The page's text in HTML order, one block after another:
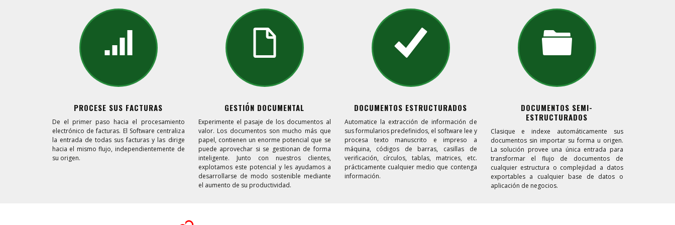
PROCESE SUS FACTURAS
De el primer paso hacia el procesamiento
electrónico de facturas. El Software centraliza
la entrada de todas sus facturas y las dirige
hacia el mismo flujo, independientemente de
su origen.
GESTIÓN DOCUMENTAL
Experimente el pasaje de los documentos al
valor. Los documentos son mucho más que
papel, contienen un enorme potencial que se
puede aprovechar si se gestionan de forma
inteligente. Junto con nuestros clientes,
explotamos este potencial y les ayudamos a
desarrollarse de modo sostenible mediante
el aumento de su productividad.
DOCUMENTOS ESTRUCTURADOS
Automatice la extracción de información de
sus formularios predefinidos, el software lee y
procesa texto manuscrito e impreso a
máquina, códigos de barras, casillas de
verificación, círculos, tablas, matrices, etc.
prácticamente cualquier medio que contenga
información.
DOCUMENTOS SEMI-
ESTRUCTURADOS
Clasique e indexe automáticamente sus
documentos sin importar su forma u origen.
La solución provee una única entrada para
transformar el flujo de documentos de
cualquier estructura o complejidad a datos
exportables a cualquier base de datos o
aplicación de negocios.